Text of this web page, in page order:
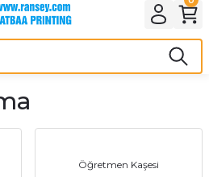
Öğretmen Kaşesi